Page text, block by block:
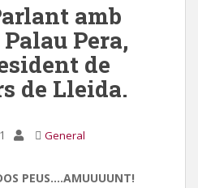
amb
Pera,
de
de Lleida.
General
PEUS….AMUUUUNT!